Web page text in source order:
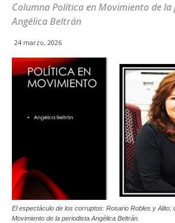
Columna Política en Movimiento de
Angélica Beltrán
24 marzo, 2026
El espectáculo de los corruptos: Rosario Robles y Alito;
Movimiento de la periodista Angélica Beltrán.